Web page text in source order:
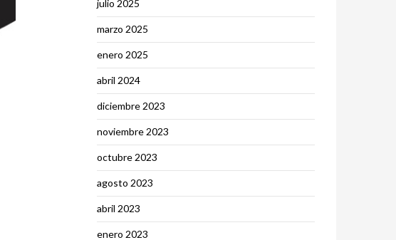
julio 2025
marzo 2025
enero 2025
abril 2024
diciembre 2023
noviembre 2023
octubre 2023
agosto 2023
abril 2023
enero 2023